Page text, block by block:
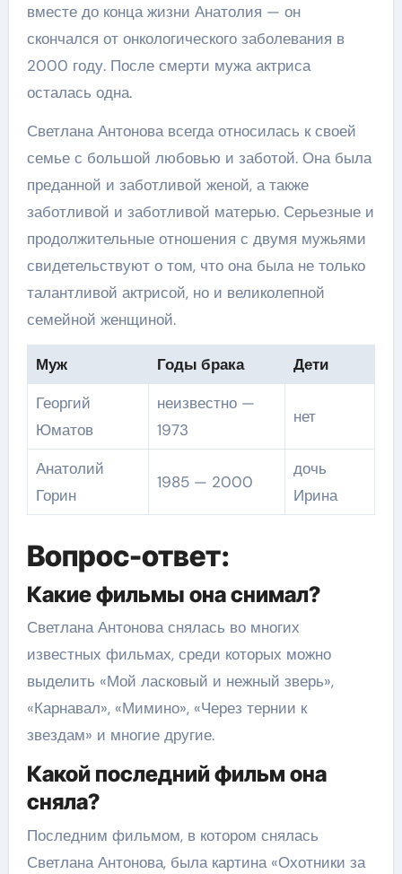
вместе до конца жизни Анатолия — он
скончался от онкологического заболевания в
2000 году. После смерти мужа актриса
осталась одна.
Светлана Антонова всегда относилась к своей
семье с большой любовью и заботой. Она была
преданной и заботливой женой, а также
заботливой и заботливой матерью. Серьезные и
продолжительные отношения с двумя мужьями
свидетельствуют о том, что она была не только
талантливой актрисой, но и великолепной
семейной женщиной.
Муж Годы брака
Дети
Георгий
Юматов
неизвестно —
1973
нет
Анатолий
Горин
1985 — 2000
дочь
Ирина
Вопрос-ответ:
Какие фильмы она снимал?
Светлана Антонова снялась во многих
известных фильмах, среди которых можно
выделить «Мой ласковый и нежный зверь»,
«Карнавал», «Мимино», «Через тернии к
звездам» и многие другие.
Какой последний фильм она
сняла?
Последним фильмом, в котором снялась
Светлана Антонова, была картина «Охотники за